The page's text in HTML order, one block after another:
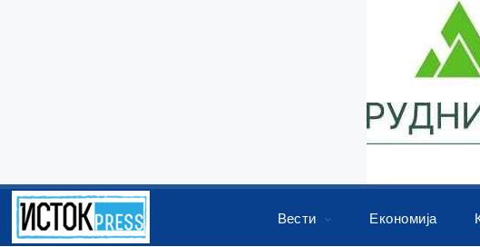
Вести Економија